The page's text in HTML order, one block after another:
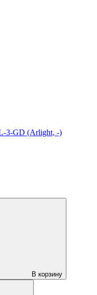
3-GD (Arlight, -)
В корзину